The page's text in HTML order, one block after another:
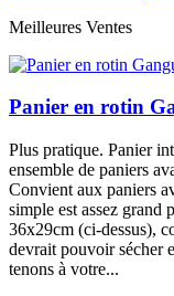
Meilleures Ventes
Panier en rotin
Plus pratique. Panier
ensemble de paniers
Convient aux paniers
simple est assez grand
36x29cm (ci-dessus),
devrait pouvoir sécher
tenons à votre...